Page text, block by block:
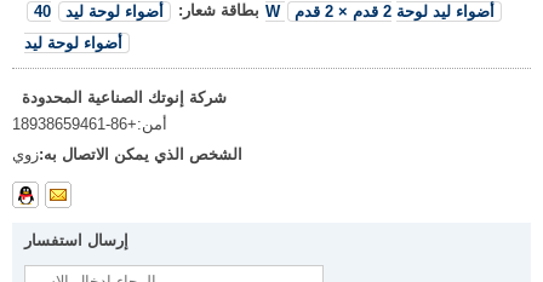
بطاقة شعار: أضواء لوحة ليد 40W أضواء ليد لوحة
2 قدم × 2 قدم
أضواء لوحة ليد
شركة إنوتك الصناعية المحدودة
أمن:+86-18938659461
الشخص الذي يمكن الاتصال به:زوي
إرسال استفسار